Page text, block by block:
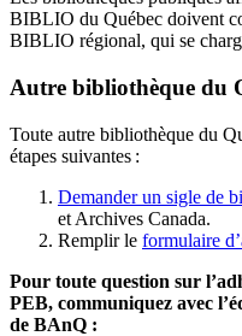
BIBLIO du Québec doivent
BIBLIO régional, qui se
Autre bibliothèque du
Toute autre bibliothèque du
étapes suivantes :
Demander un sigle de
et Archives Canada.
Remplir le formulaire
Pour toute question sur
PEB, communiquez avec
de BAnQ :